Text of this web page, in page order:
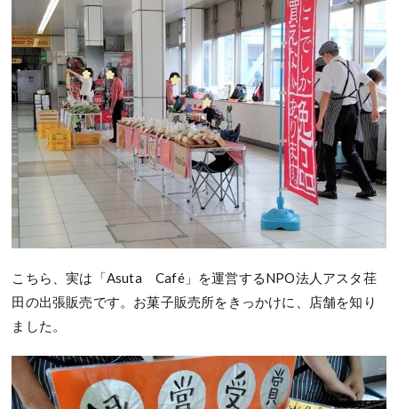
こちら、実は「Asuta Café」を運営するNPO法人アスタ荏
田の出張販売です。お菓子販売所をきっかけに、店舗を知り
ました。